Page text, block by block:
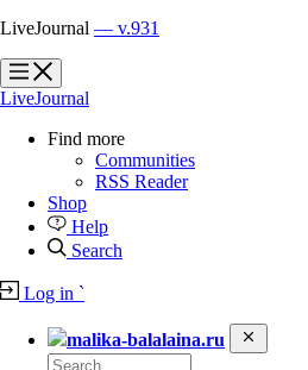
LiveJournal — v.931
?
?
LiveJournal
Find more
Communities
RSS Reader
Shop
Help
Search
Log in `
malika-balalaina.ru